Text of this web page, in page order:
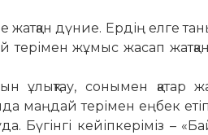
дүние. Ердің елге
терімен жұмыс жасап жатқан
ұлық­тау, сонымен қатар
маңдай терімен еңбек
Бүгінгі кейіпкеріміз –